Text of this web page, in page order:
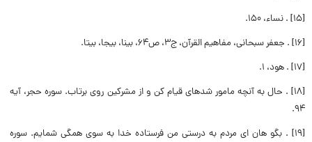
[۱۵] . نساء، ۱۵۰.
[۱۶] . جعفر سبحانی، مفاهیم القرآن، ج۳، ص۶۴، بینا، بیجا، بیتا.
[۱۷] . هود، ۱.
[۱۸] . حال به آنچه مامور شده‏اى قیام کن و از مشرکین روى برتاب. سوره حجر، آیه
۹۴.
[۱۹] . بگو هان اى مردم به درستى من فرستاده خدا به سوى همگى شمایم. سوره